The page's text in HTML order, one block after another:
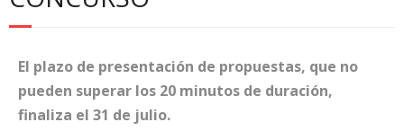
El plazo de presentación de propuestas, que no
pueden superar los 20 minutos de duración,
finaliza el 31 de julio.